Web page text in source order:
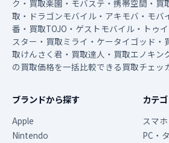
ク・買取楽園・モバステ・携帯空間・買
取・ドラゴンモバイル・アキモバ・モバ
番・買取TOJO・ゲストモバイル・トゥ
スター・買取ミライ・ケータイゴッド・
取けんさく君・買取達人・買取エノキン
の買取価格を一括比較できる買取チェッ
ブランドから探す
Apple
Nintendo
カテ
スマホ
PC・